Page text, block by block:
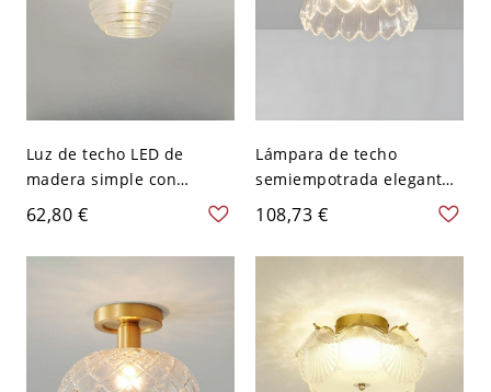
Luz de techo LED de
madera simple con
pantalla de vidrio
transparente - Madera
110 A 120 V 15,24 cm
62,80 €
Lámpara de techo
semiempotrada elegante
y con estilo en oro con
pantalla de vidrio
prismático - 110 A 120 V
108,73 €